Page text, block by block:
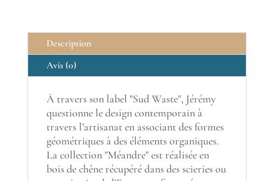
Description
Avis (0)
À travers son label "Sud Waste", Jérémy
questionne le design contemporain à
travers l’artisanat en associant des formes
géométriques à des éléments organiques.
La collection "Méandre" est réalisée en
bois de chêne récupéré dans des scieries ou